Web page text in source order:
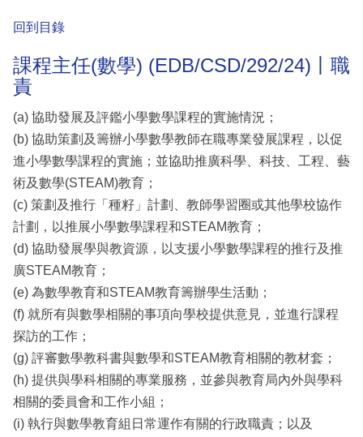
回到目錄
課程主任(數學) (EDB/CSD/292/24)丨職
責
(a) 協助發展及評鑑小學數學課程的實施情況；
(b) 協助策劃及籌辦小學數學教師在職專業發展課程，以促
進小學數學課程的實施；並協助推廣科學、科技、工程、藝
術及數學(STEAM)教育；
(c) 策劃及推行「種籽」計劃、教師學習圈或其他學校協作
計劃，以推展小學數學課程和STEAM教育；
(d) 協助發展學與教資源，以支援小學數學課程的推行及推
廣STEAM教育；
(e) 為數學教育和STEAM教育籌辦學生活動；
(f) 就所有與數學相關的事項向學校提供意見，並進行課程
探訪的工作；
(g) 評審數學教科書與數學和STEAM教育相關的教材套；
(h) 提供與學科相關的專業服務，並參與教育局內外與學科
相關的委員會和工作小組；
(i) 執行與數學教育組日常運作有關的行政職責；以及